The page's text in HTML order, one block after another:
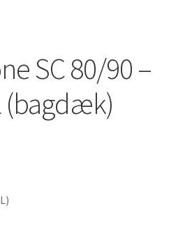
SC 80/90 –
(bagdæk)